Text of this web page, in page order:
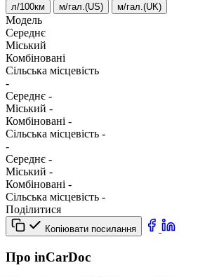
л/100км м/гал.(US) м/гал.(UK)
Модель
Середнє
Міський
Комбіновані
Сільська місцевість
-
Середнє -
Міський -
Комбіновані -
Сільська місцевість -
-
Середнє -
Міський -
Комбіновані -
Сільська місцевість -
Поділитися
Копіювати посилання
Про inCarDoc